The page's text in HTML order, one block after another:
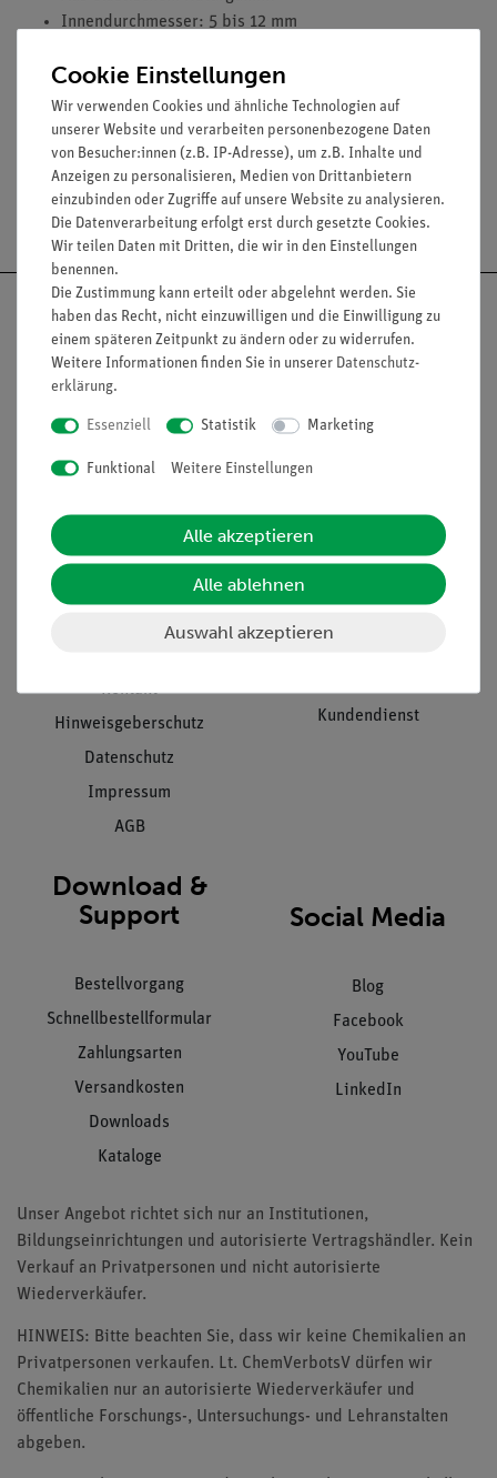
Innendurchmesser: 5 bis 12 mm
Farbe: rot
Preis pro laufendem Meter
Versandkostenfrei ab 300,- €
Informationen
Unternehmen
Projekte und Lösungen
Kontakt
Hinweisgeberschutz
Datenschutz
Impressum
AGB
Übersicht Service
Beratung & Showroom
Kundendienst
Download &
Support
Bestellvorgang
Schnellbestellformular
Zahlungsarten
Versandkosten
Downloads
Kataloge
Social Media
Blog
Facebook
YouTube
LinkedIn
Unser Angebot richtet sich nur an Institutionen,
Bildungseinrichtungen und autorisierte Vertragshändler. Kein
Verkauf an Privatpersonen und nicht autorisierte
Wiederverkäufer.
HINWEIS: Bitte beachten Sie, dass wir keine Chemikalien an
Privatpersonen verkaufen. Lt. ChemVerbotsV dürfen wir
Chemikalien nur an autorisierte Wiederverkäufer und
öffentliche Forschungs-, Untersuchungs- und Lehranstalten
abgeben.
Cookie Einstellungen
Wir verwenden Cookies und ähnliche Technologien auf
unserer Website und verarbeiten personenbezogene Daten
von Besucher:innen (z.B. IP-Adresse), um z.B. Inhalte und
Anzeigen zu personalisieren, Medien von Drittanbietern
einzubinden oder Zugriffe auf unsere Website zu analysieren.
Die Datenverarbeitung erfolgt erst durch gesetzte Cookies.
Wir teilen Daten mit Dritten, die wir in den Einstellungen
benennen.
Die Zustimmung kann erteilt oder abgelehnt werden. Sie
haben das Recht, nicht einzuwilligen und die Einwilligung zu
einem späteren Zeitpunkt zu ändern oder zu widerrufen.
Weitere Informationen finden Sie in unserer Daten­schutz­
erklärung.
Essenziell Statistik Marketing
Funktional Weitere Einstellungen
Alle akzeptieren
Alle ablehnen
Auswahl akzeptieren